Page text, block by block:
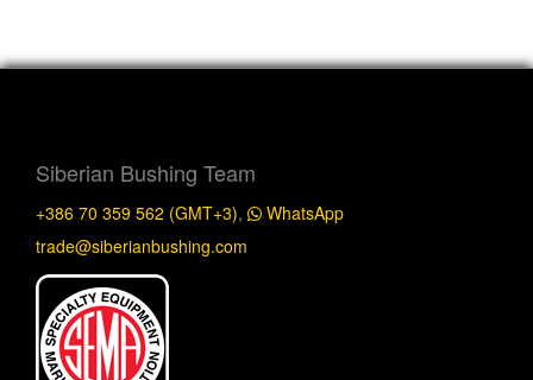
Siberian Bushing Team
+386 70 359 562 (GMT+3),
WhatsApp
trade@siberianbushing.com